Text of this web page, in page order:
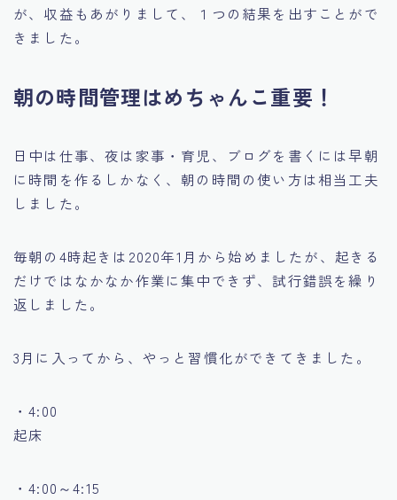
が、収益もあがりまして、１つの結果を出すことがで
きました。
朝の時間管理はめちゃんこ重要！
日中は仕事、夜は家事・育児、ブログを書くには早朝
に時間を作るしかなく、朝の時間の使い方は相当工夫
しました。
毎朝の4時起きは2020年1月から始めましたが、起きる
だけではなかなか作業に集中できず、試行錯誤を繰り
返しました。
3月に入ってから、やっと習慣化ができてきました。
・4:00
起床
・4:00～4:15